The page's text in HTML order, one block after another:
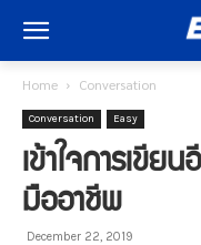
Home Conversation
Conversation Easy
เข้าใจการเขีย
มืออาชีพ
December 22, 2019